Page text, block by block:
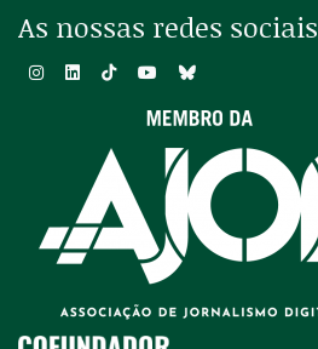
As nossas redes sociais